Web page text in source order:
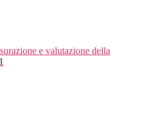
e valutazione della
1